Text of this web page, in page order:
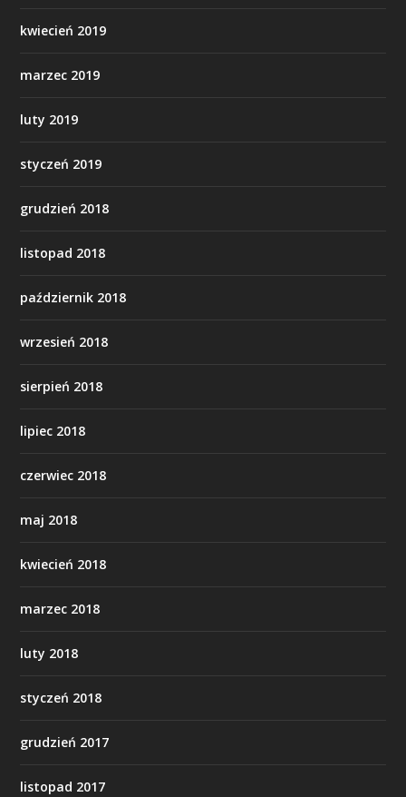
kwiecień 2019
marzec 2019
luty 2019
styczeń 2019
grudzień 2018
listopad 2018
październik 2018
wrzesień 2018
sierpień 2018
lipiec 2018
czerwiec 2018
maj 2018
kwiecień 2018
marzec 2018
luty 2018
styczeń 2018
grudzień 2017
listopad 2017